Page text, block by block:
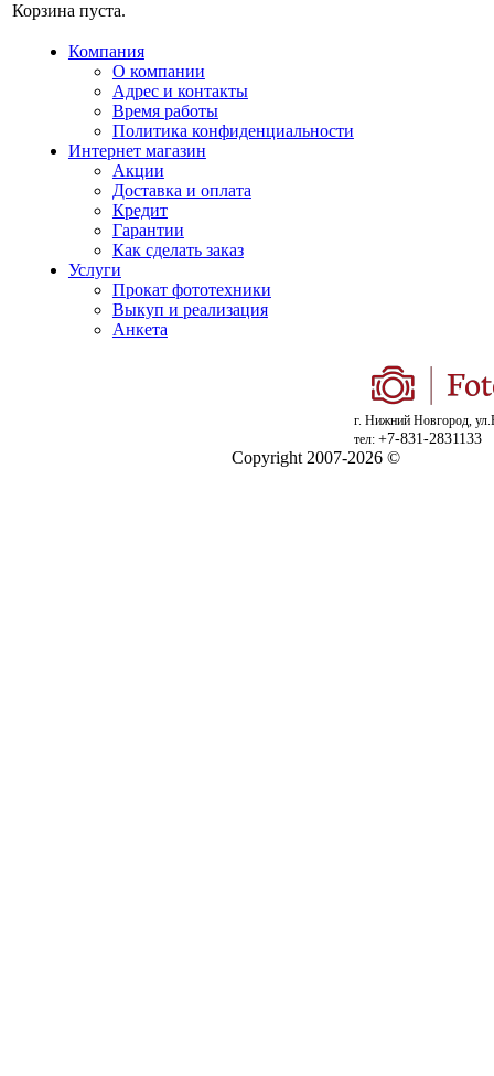
Корзина пуста.
Компания
О компании
Адрес и контакты
Время работы
Политика конфиденциальности
Интернет магазин
Акции
Доставка и оплата
Кредит
Гарантии
Как сделать заказ
Услуги
Прокат фототехники
Выкуп и реализация
Анкета
г. Нижний Новгород,
тел: +7-831-2831133
Copyright 2007-2026 ©